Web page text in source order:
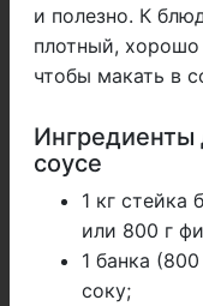
и полезно. К
плотный,
чтобы макать в
Ингредиенты
соусе
1 кг стейка
или 800 г
1 банка
соку;